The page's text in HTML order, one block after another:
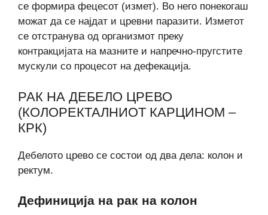
се формира фецесот (измет). Во него понекогаш
можат да се најдат и цревни паразити. Изметот
се отстранува од организмот преку
контракцијата на мазните и напречно-пругстите
мускули со процесот на дефекација.
РАК НА ДЕБЕЛО ЦРЕВО
(КОЛОРЕКТАЛНИОТ КАРЦИНОМ –
КРК)
Дебелото црево се состои од два дела: колон и
ректум.
Дефиниција на рак на колон